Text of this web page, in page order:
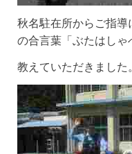
秋名駐在所からご指
の合言葉「ぶたはしゃ
教えていただきました